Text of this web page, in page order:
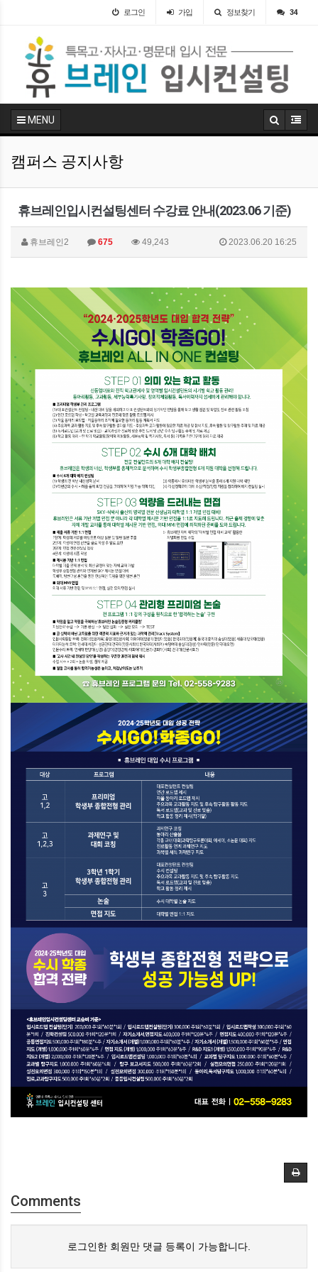
로그인 가입 정보찾기 34
MENU
캠퍼스 공지사항
휴브레인입시컨설팅센터 수강료 안내(2023.06 기준)
휴브레인2 675 49,243 2023.06.20 16:25
Comments
로그인한 회원만 댓글 등록이 가능합니다.